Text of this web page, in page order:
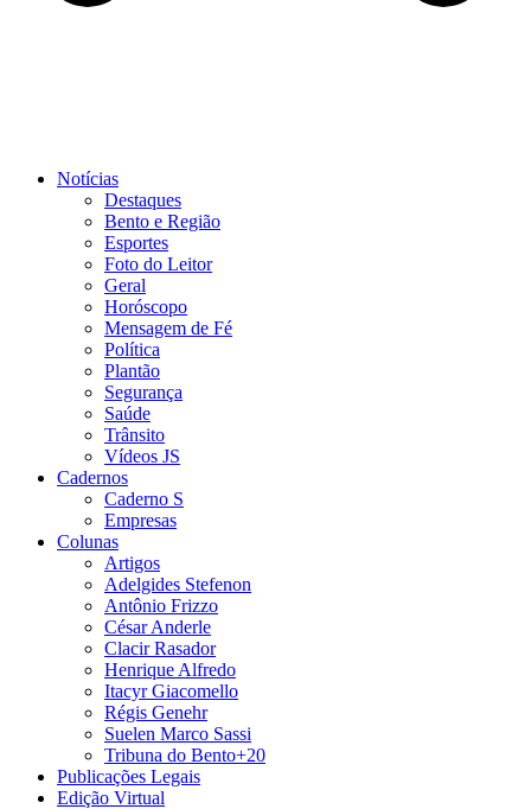
Notícias
Destaques
Bento e Região
Esportes
Foto do Leitor
Geral
Horóscopo
Mensagem de Fé
Política
Plantão
Segurança
Saúde
Trânsito
Vídeos JS
Cadernos
Caderno S
Empresas
Colunas
Artigos
Adelgides Stefenon
Antônio Frizzo
César Anderle
Clacir Rasador
Henrique Alfredo
Itacyr Giacomello
Régis Genehr
Suelen Marco Sassi
Tribuna do Bento+20
Publicações Legais
Edição Virtual